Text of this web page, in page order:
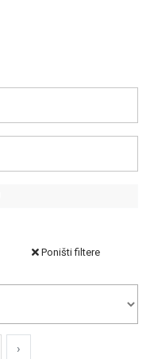
Poništi filtere
›